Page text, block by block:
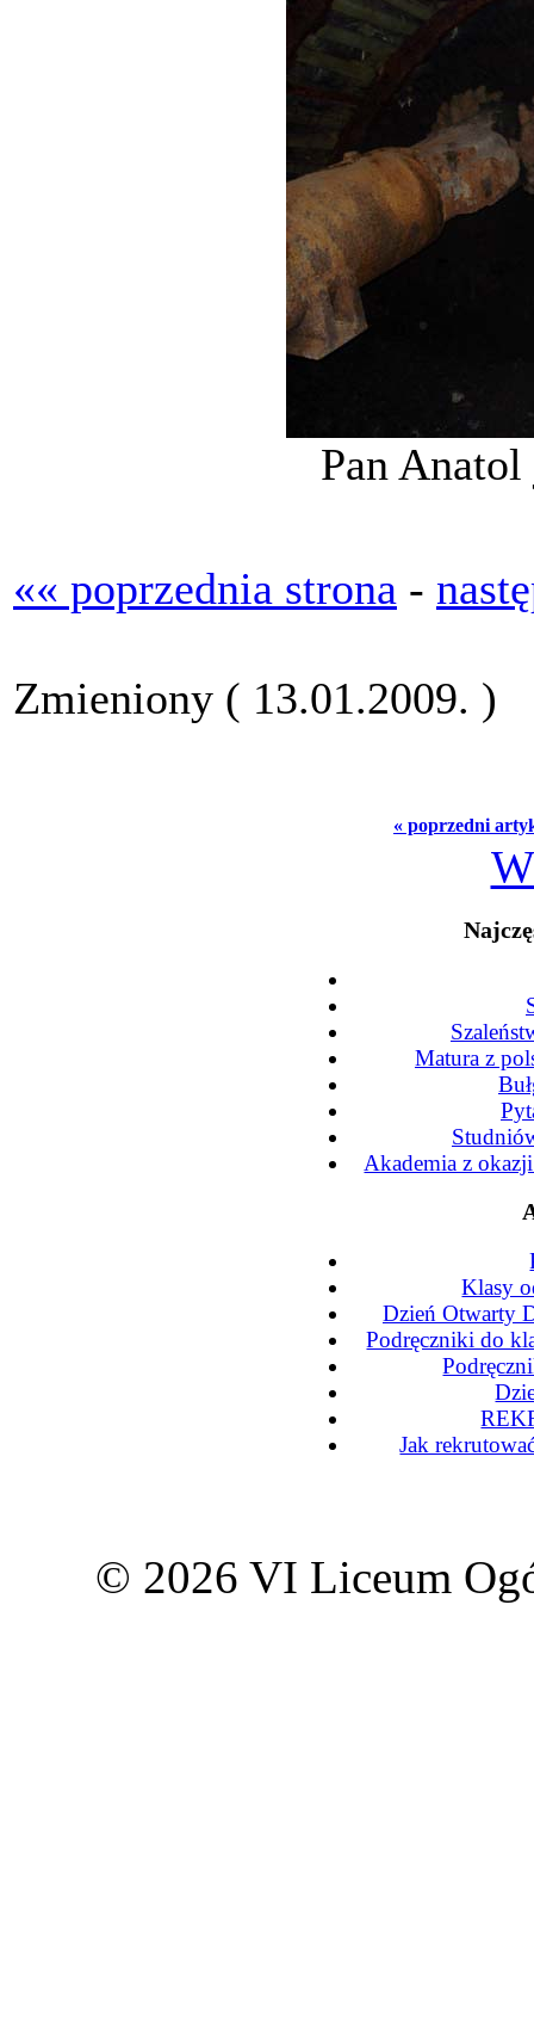
Pan
«« poprzednia strona -
Zmieniony ( 13.01.2009. )
« poprzedni
Matura z
Akademia z
Klasy
Dzień Otwarty
Podręczniki do
Jak
© 2026 VI Liceum